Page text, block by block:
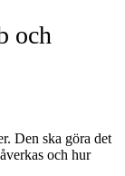
och
Den ska göra det
och hur